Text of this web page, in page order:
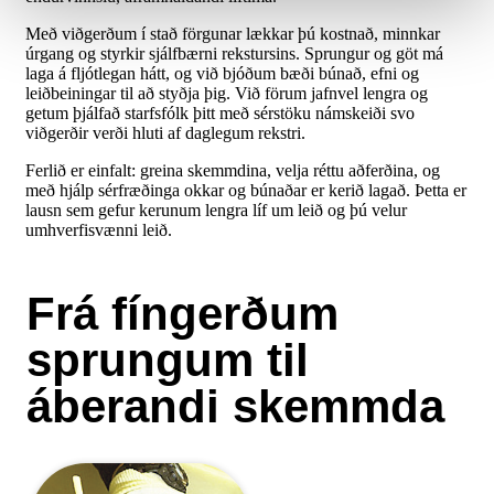
Með viðgerðum í stað förgunar lækkar þú kostnað, minnkar
úrgang og styrkir sjálfbærni rekstursins. Sprungur og göt má
laga á fljótlegan hátt, og við bjóðum bæði búnað, efni og
leiðbeiningar til að styðja þig. Við förum jafnvel lengra og
getum þjálfað starfsfólk þitt með sérstöku námskeiði svo
viðgerðir verði hluti af daglegum rekstri.
Ferlið er einfalt: greina skemmdina, velja réttu aðferðina, og
með hjálp sérfræðinga okkar og búnaðar er kerið lagað. Þetta er
lausn sem gefur kerunum lengra líf um leið og þú velur
umhverfisvænni leið.
Frá fíngerðum
sprungum til
áberandi skemmda